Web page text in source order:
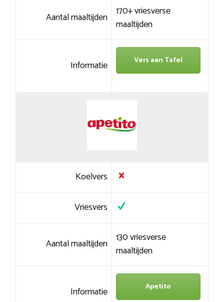
Aantal maaltijden 170+ vriesverse
maaltijden
Informatie Vers aan Tafel
Koelvers
Vriesvers
Aantal maaltijden 130 vriesverse
maaltijden
Informatie Apetito